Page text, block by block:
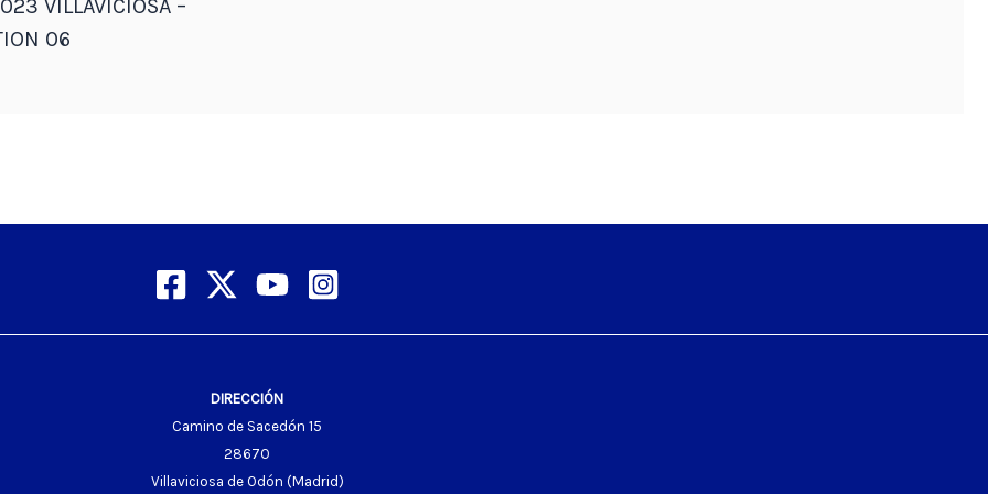
VILLAVICIOSA –
06
DIRECCIÓN
Camino de Sacedón 15
28670
Villaviciosa de Odón (Madrid)